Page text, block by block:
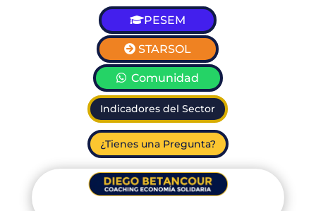
PESEM
STARSOL
Comunidad
Indicadores del Sector
¿Tienes una Pregunta?